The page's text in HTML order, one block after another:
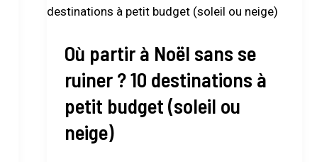
Où partir à Noël sans se
ruiner ? 10 destinations à
petit budget (soleil ou
neige)
partir
Noël
sans
se
ruiner
?